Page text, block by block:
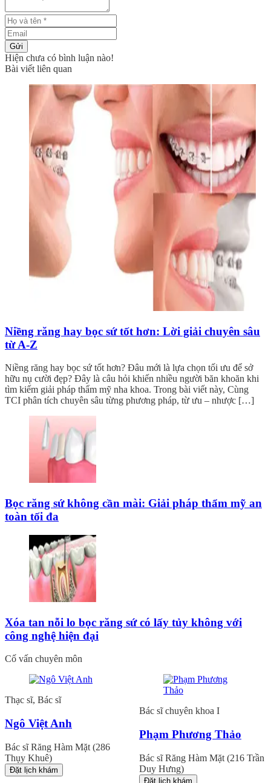
Gửi
Hiện chưa có bình luận nào!
Bài viết liên quan
Niềng răng hay bọc sứ tốt hơn: Lời giải chuyên sâu
từ A-Z
Niềng răng hay bọc sứ tốt hơn? Đâu mới là lựa chọn tối ưu để sở
hữu nụ cười đẹp? Đây là câu hỏi khiến nhiều người băn khoăn khi
tìm kiếm giải pháp thẩm mỹ nha khoa. Trong bài viết này, Cùng
TCI phân tích chuyên sâu từng phương pháp, từ ưu – nhược […]
Bọc răng sứ không cần mài: Giải pháp thẩm mỹ an
toàn tối đa
Xóa tan nỗi lo bọc răng sứ có lấy tủy không với
công nghệ hiện đại
Cố vấn chuyên môn
Thạc sĩ, Bác sĩ
Ngô Việt Anh
Bác sĩ Răng Hàm Mặt (286
Thụy Khuê)
Đặt lịch khám
Bác sĩ chuyên khoa I
Phạm Phương Thảo
Bác sĩ Răng Hàm Mặt (216 Trần
Duy Hưng)
Đặt lịch khám